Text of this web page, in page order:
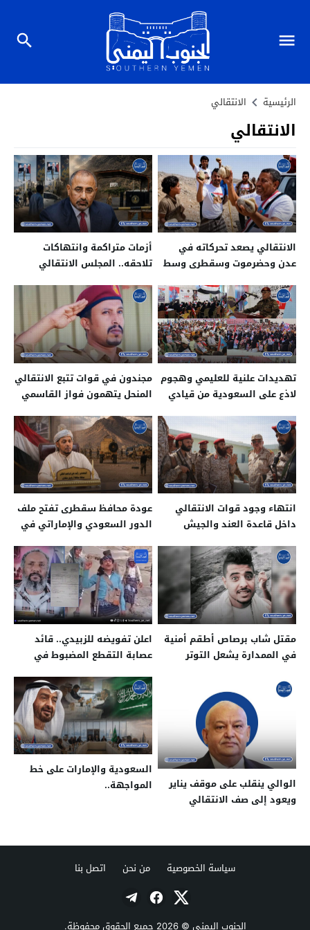
الرئيسية الانتقالي
الانتقالي
الانتقالي يصعد تحركاته في
عدن وحضرموت وسقطرى وسط
أزمات متراكمة وانتهاكات
تلاحقه.. المجلس الانتقالي
في الجنوب
تهديدات علنية للعليمي وهجوم
لاذع على السعودية من قيادي
مجندون في قوات تتبع الانتقالي
المنحل يتهمون فواز القاسمي
انتهاء وجود قوات الانتقالي
داخل قاعدة العند والجيش
عودة محافظ سقطرى تفتح ملف
الدور السعودي والإماراتي في
مقتل شاب برصاص أطقم أمنية
في الممدارة يشعل التوتر
اعلن تفويضه للزبيدي.. قائد
عصابة التقطع المضبوط في
الوالي ينقلب على موقف يناير
ويعود إلى صف الانتقالي
السعودية والإمارات على خط
المواجهة..
سياسة الخصوصية من نحن اتصل بنا
الجنوب اليمني © 2026 جميع الحقوق محفوظة.